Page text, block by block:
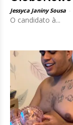
Jessyca Janiny Sousa
O candidato à...